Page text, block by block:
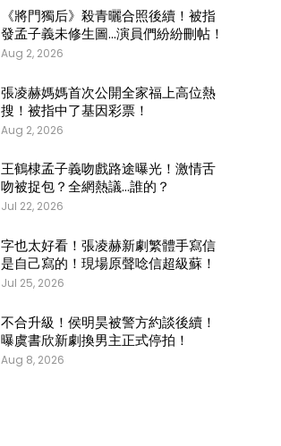
《將門獨后》殺青曬合照後續！被指
發孟子義未修生圖…演員們紛紛刪帖！
Aug 2, 2026
張凌赫媽媽首次公開全家福上高位熱
搜！被指中了基因彩票！
Aug 2, 2026
王鶴棣孟子義吻戲路途曝光！激情舌
吻被捉包？全網熱議…誰的？
Jul 22, 2026
字也太好看！張凌赫新劇繁體手寫信
是自己寫的！現場原聲唸信超級蘇！
Jul 25, 2026
不合升級！侯明昊被警方約談後續！
曝虞書欣新劇換男主正式停拍！
Aug 8, 2026